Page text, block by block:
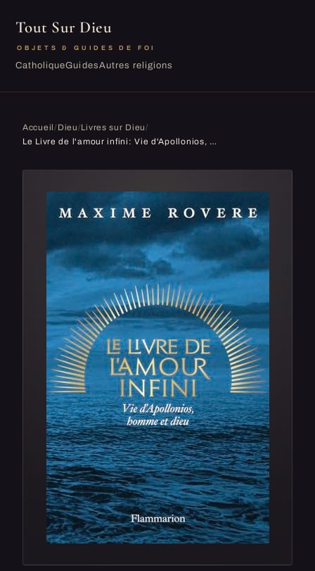
Tout Sur Dieu
OBJETS & GUIDES DE FOI
CatholiqueGuidesAutres religions
Accueil/ Dieu/Livres sur Dieu/
Le Livre de l'amour infini: Vie d'Apollonios, homme et dieu